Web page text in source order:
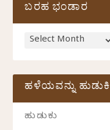
ಬರಹ ಭಂಡಾರ
ಹಳೆಯವನ್ನು ಹುಡುಕಿ